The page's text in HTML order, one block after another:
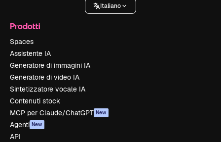
Italiano
Prodotti
Spaces
Assistente IA
Generatore di immagini IA
Generatore di video IA
Sintetizzatore vocale IA
Contenuti stock
MCP per Claude/ChatGPT New
Agenti New
API